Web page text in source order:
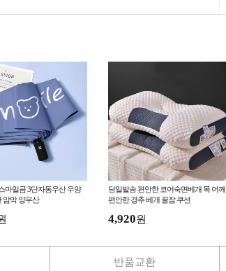
마일곰 3단자동우산 우양
암막 양우산
당일발송 편안한 코어숙면베개 목 어깨
편안한 경추 베개 꿀잠 쿠션
4,920원
반품교환